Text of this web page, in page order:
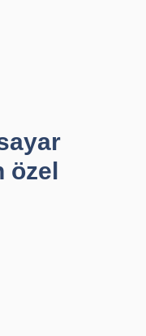
özel